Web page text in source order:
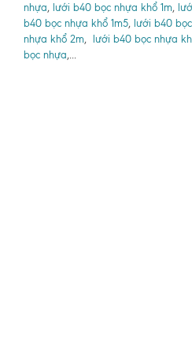
nhựa, lưới b40 bọc nhựa khổ 1m,
b40 bọc nhựa khổ 1m5, lưới b40
nhựa khổ 2m, lưới b40 bọc nhựa
bọc nhựa,...